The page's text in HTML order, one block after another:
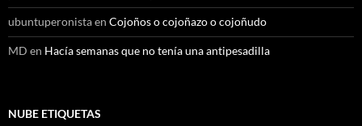
ubuntuperonistaen Cojoños o cojoñazo o cojoñudo
MD en Hacía semanas que no tenía una antipesadilla
NUBE ETIQUETAS